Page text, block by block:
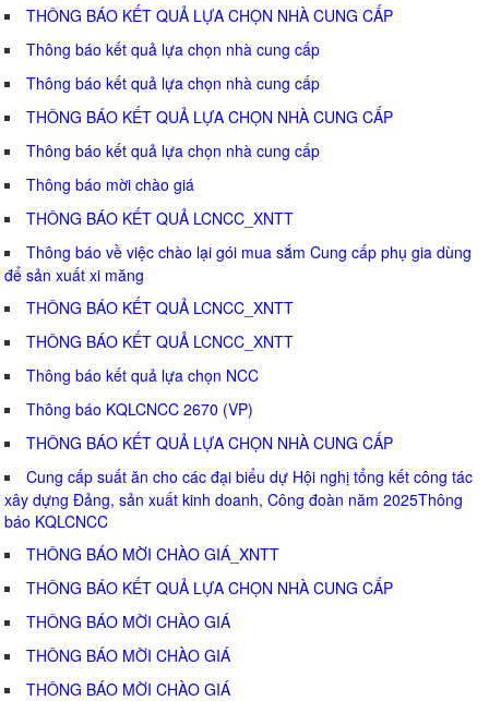
THÔNG BÁO KẾT QUẢ LỰA CHỌN NHÀ CUNG CẤP
Thông báo kết quả lựa chọn nhà cung cấp
Thông báo kết quả lựa chọn nhà cung cấp
THÔNG BÁO KẾT QUẢ LỰA CHỌN NHÀ CUNG CẤP
Thông báo kết quả lựa chọn nhà cung cấp
Thông báo mời chào giá
THÔNG BÁO KẾT QUẢ LCNCC_XNTT
Thông báo về việc chào lại gói mua sắm Cung cấp phụ gia dùng
để sản xuất xi măng
THÔNG BÁO KẾT QUẢ LCNCC_XNTT
THÔNG BÁO KẾT QUẢ LCNCC_XNTT
Thông báo kết quả lựa chọn NCC
Thông báo KQLCNCC 2670 (VP)
THÔNG BÁO KẾT QUẢ LỰA CHỌN NHÀ CUNG CẤP
Cung cấp suất ăn cho các đại biểu dự Hội nghị tổng kết công tác
xây dựng Đảng, sản xuất kinh doanh, Công đoàn năm 2025Thông
báo KQLCNCC
THÔNG BÁO MỜI CHÀO GIÁ_XNTT
THÔNG BÁO KẾT QUẢ LỰA CHỌN NHÀ CUNG CẤP
THÔNG BÁO MỜI CHÀO GIÁ
THÔNG BÁO MỜI CHÀO GIÁ
THÔNG BÁO MỜI CHÀO GIÁ